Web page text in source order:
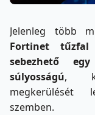
Jelenleg több
Fortinet tűzfal
sebezhető
súlyosságú,
megkerülését
szemben.